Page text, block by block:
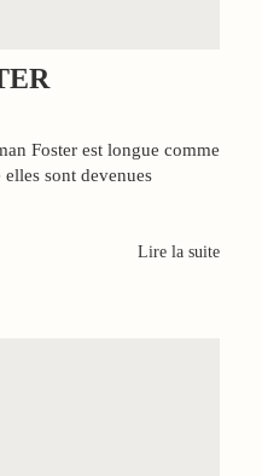
Foster est longue comme
sont devenues
Lire la suite